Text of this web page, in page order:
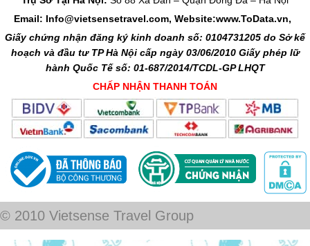
Email: Info@vietsensetravel.com, Website:www.ToData.vn,
Giấy chứng nhận đăng ký kinh doanh số: 0104731205 do Sở kế
hoạch và đầu tư TP Hà Nội cấp ngày 03/06/2010 Giấy phép lữ
hành Quốc Tế số: 01-687/2014/TCDL-GP LHQT
CHẤP NHẬN THANH TOÁN
© 2010 Vietsense Travel Group